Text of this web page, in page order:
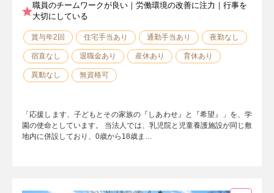
職員のチームワークが良い｜労働環境の改善に注力｜行事を
大切にしている
賞与年2回 住宅手当あり 通勤手当あり 夜勤なし
宿直なし 退職金あり 産休あり 育休あり
異動なし 無資格可
「応援します、子どもとその家族の『しあわせ』と『希望』」を、学
園の使命としています。 当法人では、乳児院と児童養護施設が同じ敷
地内に併設しており、0歳から18歳ま…